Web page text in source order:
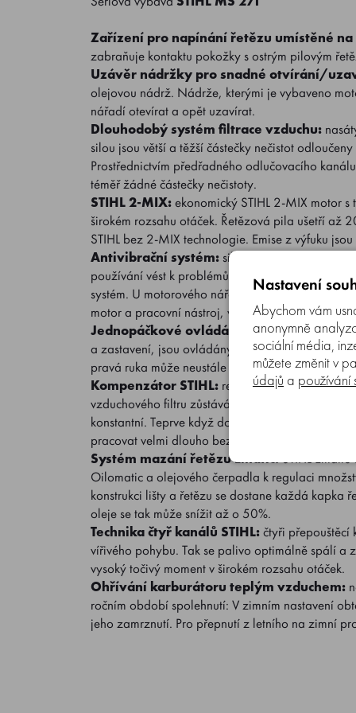
Zařízení pro napínání řetězu umístěné
zabraňuje kontaktu pokožky s ostrým pilovým
Uzávěr nádržky pro snadné otvírání/
olejovou nádrž. Nádrže, kterými je vybaveno
nářadí otevírat a opět uzavírat.
Dlouhodobý systém filtrace vzduchu:
silou jsou větší a těžší částečky nečistot
Prostřednictvím předřadného odlučovacího
téměř žádné částečky nečistoty.
STIHL 2-MIX:ekonomický STIHL 2-MIX motor
širokém rozsahu otáček. Řetězová pila ušetří až
STIHL bez 2-MIX technologie. Emise z výfuku
Antivibrační systém:silné vibrace v místě
používání vést k problémům s prokrvováním
systém. U motorového nářadí s antivibračním
motor a pracovní nástroj, významně snížené.
Jednopáčkové ovládání:
jednotlivé pozice,
a zastavení, jsou ovládány jedinou páčkou.
pravá ruka může neustále zůstat na rukojeti.
Kompenzátor STIHL: regulační systém v
vzduchového filtru zůstává výkon motoru,
konstantní. Teprve když dojde k citelnému
pracovat velmi dlouho bez údržby.
Systém mazání řetězu Ematic:STIHL
Oilomatic a olejového čerpadla k regulaci
konstrukci lišty a řetězu se dostane každá
oleje se tak může snížit až o 50%.
Technika čtyř kanálů STIHL:čtyři přepouštěcí
vířivého pohybu. Tak se palivo optimálně spálí a
vysoký točivý moment v širokém rozsahu otáček.
Ohřívání karburátoru teplým vzduchem:
ročním období spolehnutí: V zimním nastavení
jeho zamrznutí. Pro přepnutí z letního na zimní
Nastavení
Abychom vám
anonymně
sociální média,
můžete změnit v
údajů a používání